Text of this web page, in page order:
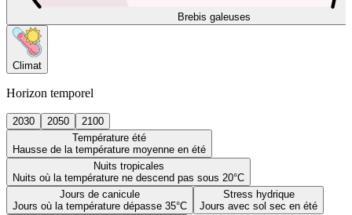
Brebis galeuses
Climat
Horizon temporel
2030 2050
2100
Température été
Hausse de la température moyenne en été
Nuits tropicales
Nuits où la température ne descend pas sous 20°C
Jours de canicule
Jours où la température dépasse 35°C
Stress hydrique
Jours avec sol sec en été